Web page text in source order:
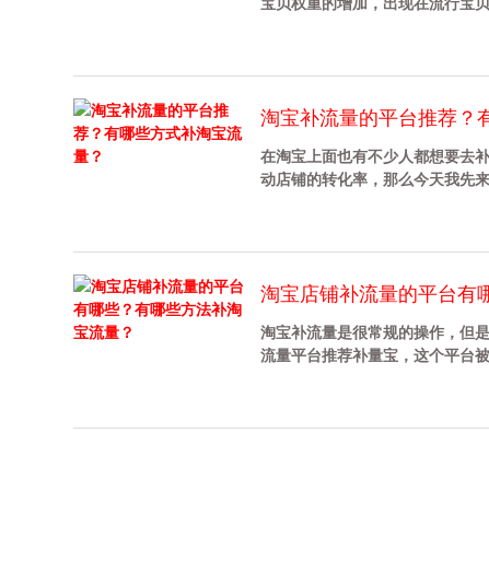
淘宝补流量的平台推荐？
在淘宝上面也有不少人都想要去
动店铺的转化率，那么今天我先
淘宝店铺补流量的平台有
淘宝补流量是很常规的操作，但
流量平台推荐补量宝，这个平台